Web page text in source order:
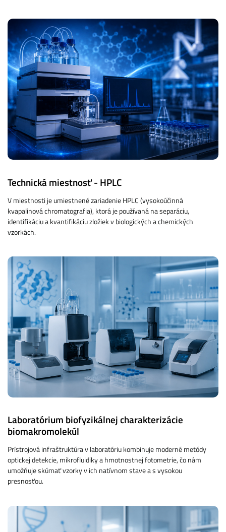
Technická miestnosť - HPLC
V miestnosti je umiestnené zariadenie HPLC (vysokoúčinná
kvapalinová chromatografia), ktorá je používaná na separáciu,
identifikáciu a kvantifikáciu zložiek v biologických a chemických
vzorkách.
Laboratórium biofyzikálnej charakterizácie
biomakromolekúl
Prístrojová infraštruktúra v laboratóriu kombinuje moderné metódy
optickej detekcie, mikrofluidiky a hmotnostnej fotometrie, čo nám
umožňuje skúmať vzorky v ich natívnom stave a s vysokou
presnosťou.